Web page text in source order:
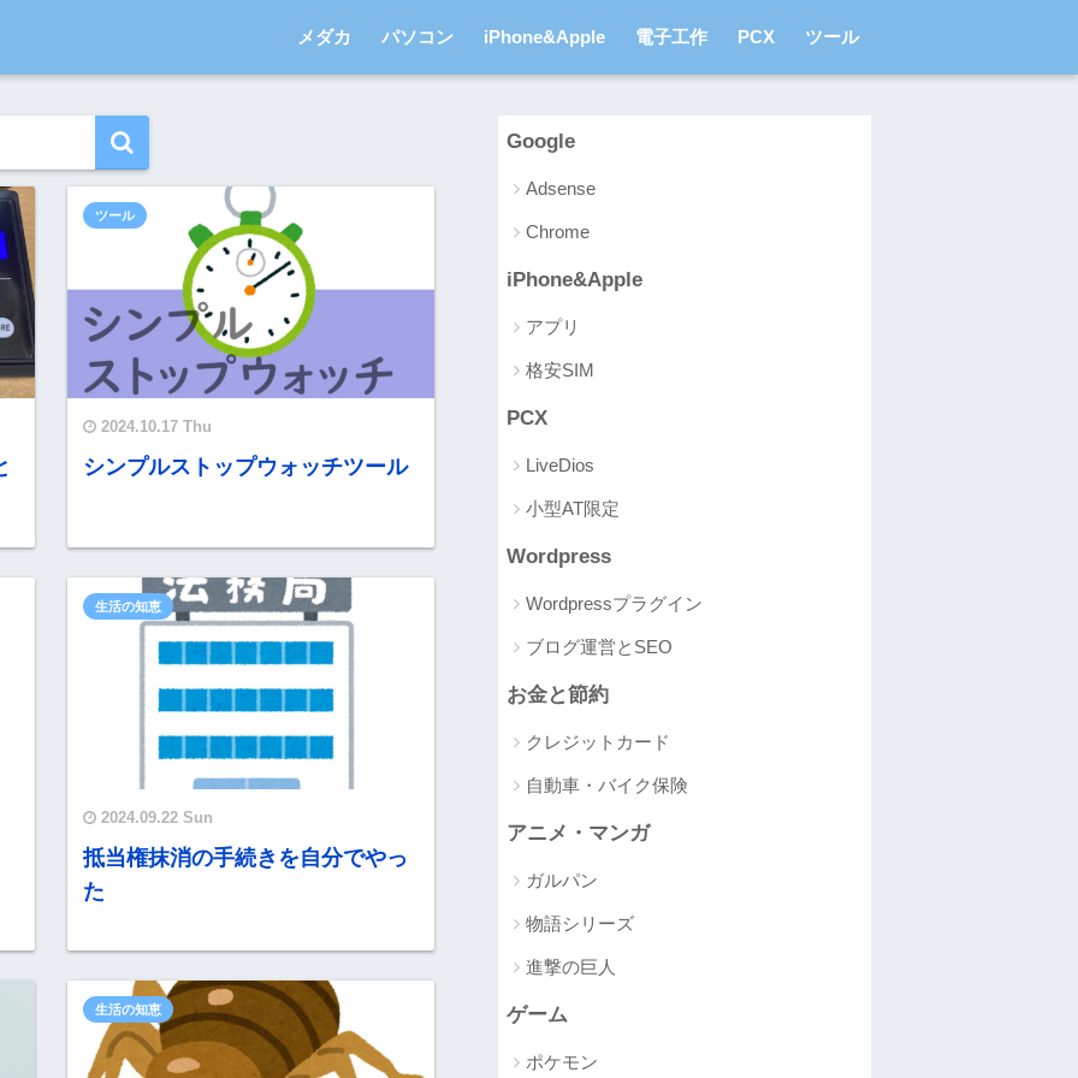
メダカ パソコン iPhone&Apple 電子工作 PCX ツール
2024.10.17 Thu
シンプルストップウォッチツール
ツール
2024.09.22 Sun
抵当権抹消の手続きを自分でやっ
た
生活の知恵
生活の知恵
Google
Adsense
Chrome
iPhone&Apple
アプリ
格安SIM
PCX
LiveDios
小型AT限定
Wordpress
Wordpressプラグイン
ブログ運営とSEO
お金と節約
クレジットカード
自動車・バイク保険
アニメ・マンガ
ガルパン
物語シリーズ
進撃の巨人
ゲーム
ポケモン